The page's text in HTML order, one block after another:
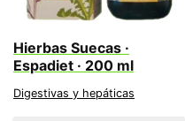
Hierbas Suecas ·
Espadiet · 200 ml
Digestivas y hepáticas